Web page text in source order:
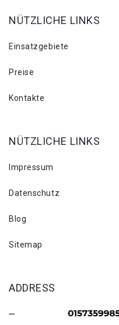
NÜTZLICHE LINKS
Einsatzgebiete
Preise
Kontakte
NÜTZLICHE LINKS
Impressum
Datenschutz
Blog
Sitemap
ADDRESS